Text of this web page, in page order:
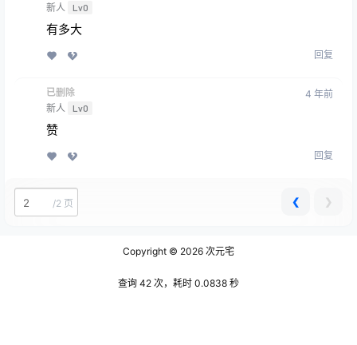
新人
Lv0
有多大
回复
已删除
新人
Lv0
4 年前
赞
回复
/2 页 ❮ ❯
Copyright © 2026 次元宅
查询 42 次，耗时 0.0838 秒